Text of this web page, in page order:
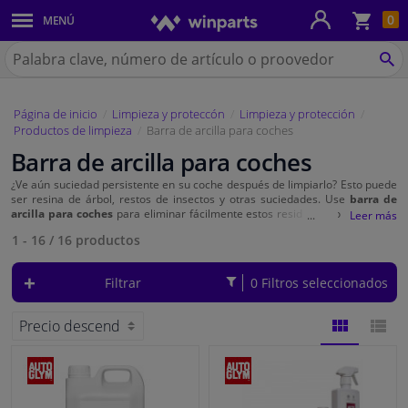
de
la
0
MENÚ
Paneles de la carrocería y montaje
Sistema de Iluminación
Recambios de frenos
Sistema de escape
Suspensión y transmisión
Recambios de refrigeración y calefacción
Piezas de motor y accesorios
Filtros y Líquidos
Buscar
en
Página de inicio Limpieza y proteccón
Limpieza y protección
Productos de limpieza
Barra de arcilla para coches
Barra de arcilla para coches
¿Ve aún suciedad persistente en su coche después de limpiarlo? Esto puede
ser resina de árbol, restos de insectos y otras suciedades. Use barra de
arcilla para cochespara eliminar fácilmente estos residuos. Con la arcilla,
para hacer brillar la pintura de su coche? ¡Compre ahora su arcilla para
1 - 16 / 16 productos
Filtrar 0 Filtros seleccionados
DE